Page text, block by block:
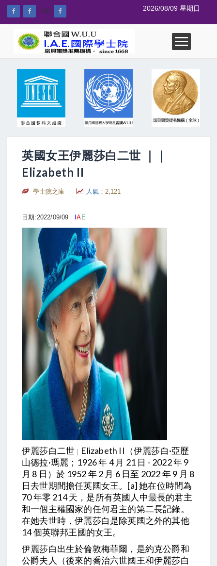
--%> 2026/08/09 星期日
英國女王伊麗莎白二世 ｜｜
Elizabeth II
學士院之庫 人氣： 2,121
日期:2022/09/09 IA E
伊麗莎白二世 ｜ Elizabeth II （伊麗莎白·亞歷
山德拉·瑪麗；1926 年 4 月 21 日 - 2022 年 9
月 8 日）於 1952 年 2 月 6 日至 2022 年 9 月 8
日去世期間擔任英國女王。[a] 她在位時間為
70 年零 214 天，是所有英國人中最長的君主
和一個主權國家的任何君主的第二長記錄。
在她去世時，伊麗莎白是除英國之外的其他
14 個英聯邦王國的女王。
伊麗莎白出生於倫敦梅菲爾，是約克公爵和
公爵夫人（後來的喬治六世國王和伊麗莎白